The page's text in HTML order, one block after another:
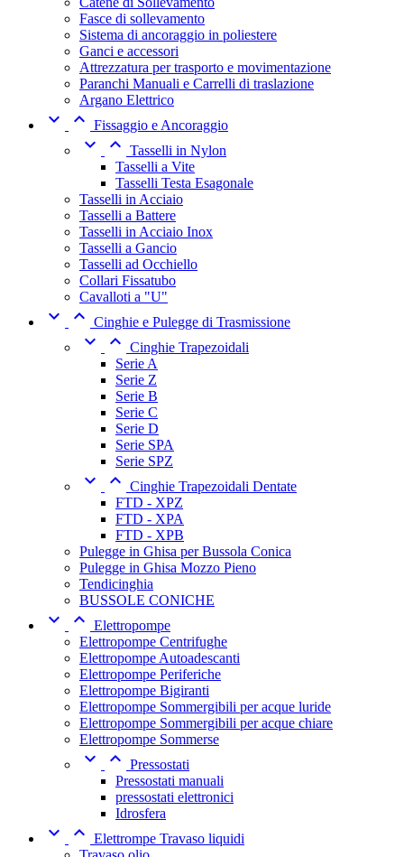
Fasce di sollevamento
Sistema di ancoraggio in poliestere
Ganci e accessori
Attrezzatura per trasporto e movimentazione
Paranchi Manuali e Carrelli di traslazione
Argano Elettrico
  Fissaggio e Ancoraggio
  Tasselli in Nylon
Tasselli a Vite
Tasselli Testa Esagonale
Tasselli in Acciaio
Tasselli a Battere
Tasselli in Acciaio Inox
Tasselli a Gancio
Tasselli ad Occhiello
Collari Fissatubo
Cavalloti a "U"
  Cinghie e Pulegge di Trasmissione
  Cinghie Trapezoidali
Serie A
Serie Z
Serie B
Serie C
Serie D
Serie SPA
Serie SPZ
  Cinghie Trapezoidali Dentate
FTD - XPZ
FTD - XPA
FTD - XPB
Pulegge in Ghisa per Bussola Conica
Pulegge in Ghisa Mozzo Pieno
Tendicinghia
BUSSOLE CONICHE
  Elettropompe
Elettropompe Centrifughe
Elettropompe Autoadescanti
Elettropompe Periferiche
Elettropompe Bigiranti
Elettropompe Sommergibili per acque luride
Elettropompe Sommergibili per acque chiare
Elettropompe Sommerse
  Pressostati
Pressostati manuali
pressostati elettronici
Idrosfera
  Elettrompe Travaso liquidi